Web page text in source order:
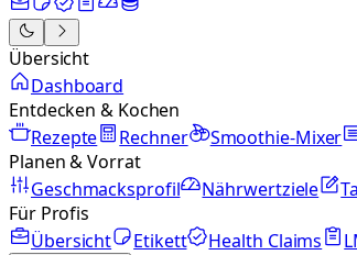
Übersicht
Dashboard
Entdecken & Kochen
Rezepte
Rechner Smoothie-Mixer
Planen & Vorrat
Geschmacksprofil
Nährwertziele
Für Profis
Übersicht
Etikett Health Claims